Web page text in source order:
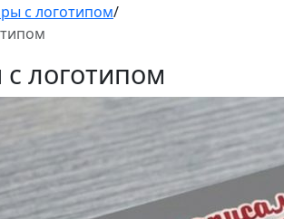
с логотипом/
логотипом